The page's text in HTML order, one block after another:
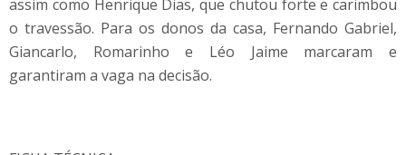
assim como Henrique Dias, que chutou forte e carimbou
o travessão. Para os donos da casa, Fernando Gabriel,
Giancarlo, Romarinho e Léo Jaime marcaram e
garantiram a vaga na decisão.